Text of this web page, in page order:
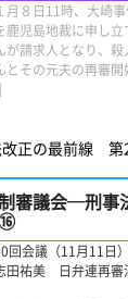
月８日11時、大崎
鹿児島地裁に申し
が請求人となり、
とその元夫の再審
改正の最前線
審議会─刑事
回会議（11月11日
田祐美 日弁連再審